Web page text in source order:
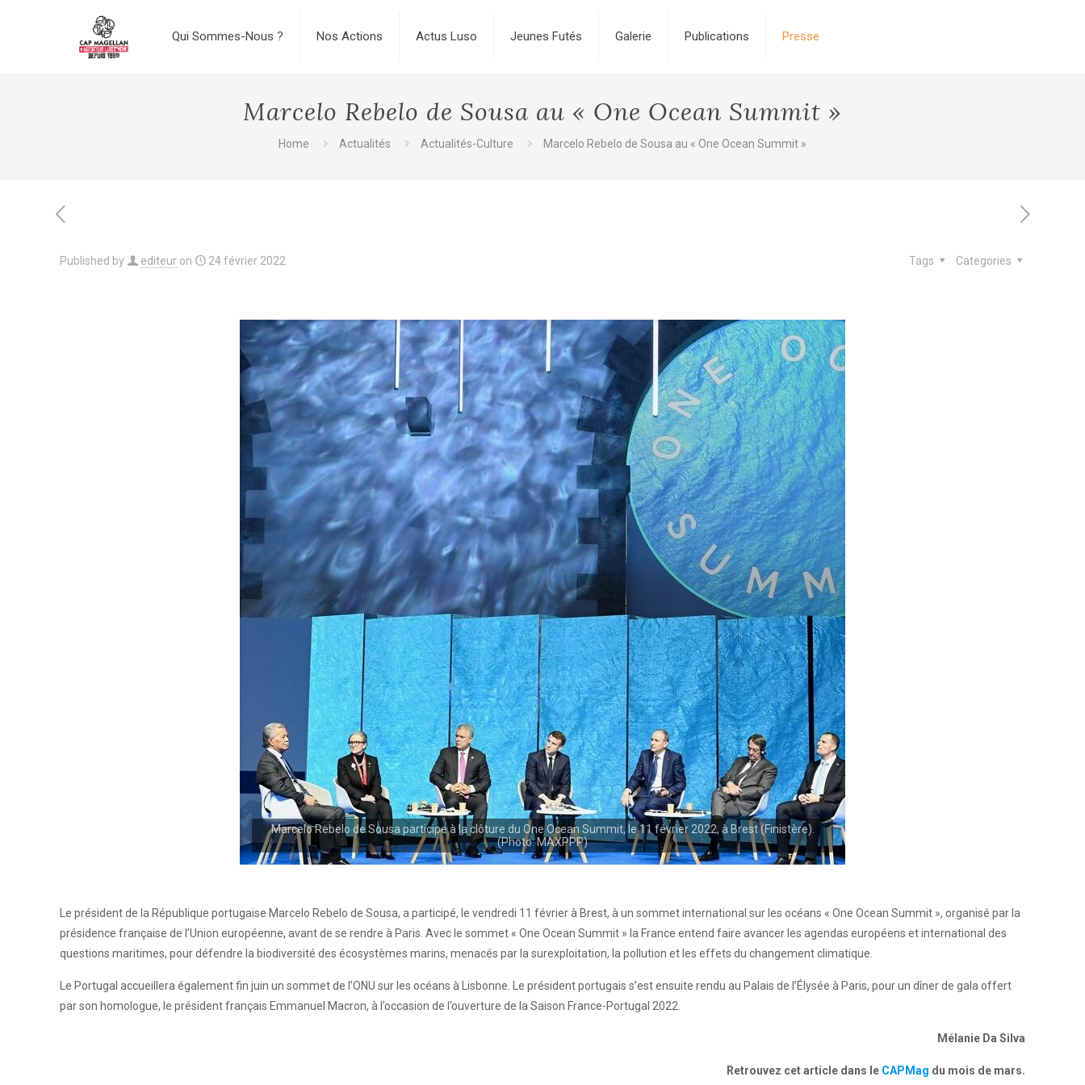
Qui Sommes-Nous ? Nos Actions Actus Luso Jeunes Futés Galerie Publications Presse
Marcelo Rebelo de Sousa au « One Ocean Summit »
Home Actualités Actualités-Culture Marcelo Rebelo de Sousa au « One Ocean Summit »
Published by editeur on 24 février 2022 Categories
Tags
Marcelo Rebelo de Sousa participe à la clôture du One Ocean Summit, le 11 février 2022, à Brest (Finistère).
(Photo: MAXPPP)
Le président de la République portugaise Marcelo Rebelo de Sousa, a participé, le vendredi 11 février à Brest, à un sommet international sur les océans « One Ocean Summit », organisé par la
présidence française de l’Union européenne, avant de se rendre à Paris. Avec le sommet « One Ocean Summit » la France entend faire avancer les agendas européens et international des
questions maritimes, pour défendre la biodiversité des écosystèmes marins, menacés par la surexploitation, la pollution et les effets du changement climatique.
Le Portugal accueillera également fin juin un sommet de l’ONU sur les océans à Lisbonne. Le président portugais s’est ensuite rendu au Palais de l’Élysée à Paris, pour un dîner de gala offert
par son homologue, le président français Emmanuel Macron, à l’occasion de l’ouverture de la Saison France-Portugal 2022.
Mélanie Da Silva
Retrouvez cet article dans le CAPMag du mois de mars.